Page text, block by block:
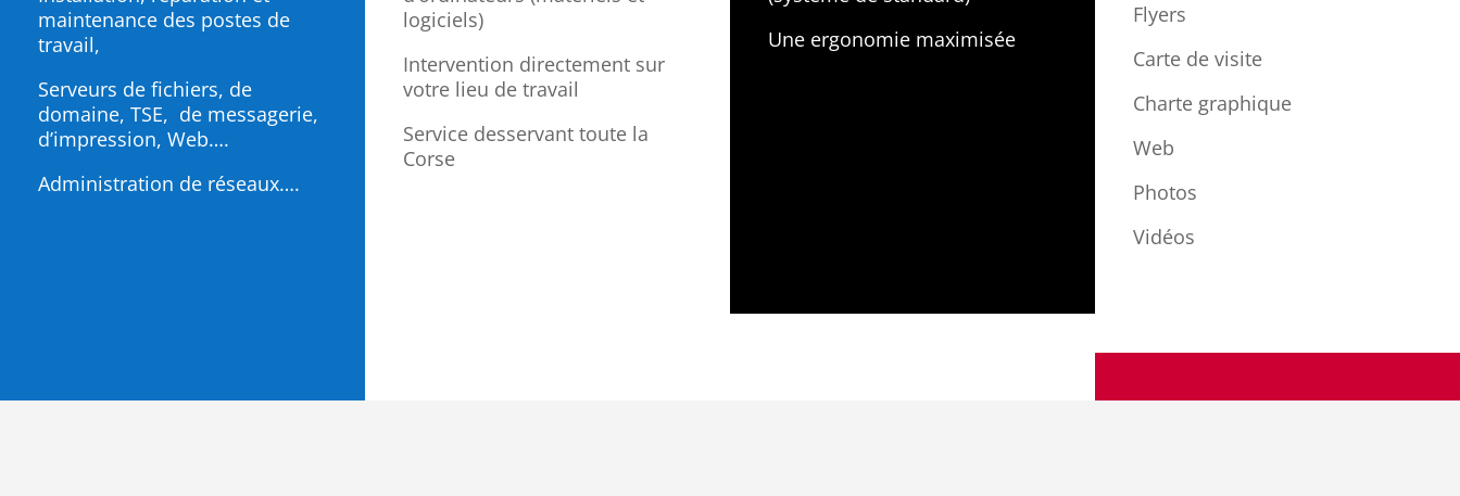
maintenance des postes de
travail,
Serveurs de fichiers, de
domaine, TSE, de messagerie,
d’impression, Web….
Administration de réseaux….
logiciels)
Intervention directement sur
votre lieu de travail
Service desservant toute la
Corse
Une ergonomie maximisée
Flyers
Carte de visite
Charte graphique
Web
Photos
Vidéos